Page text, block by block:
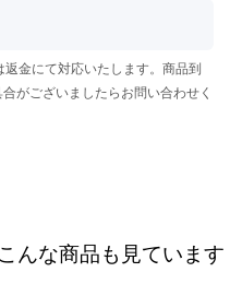
金にて対応いたします。商品到
がございましたらお問い合わせく
んな商品も見ています